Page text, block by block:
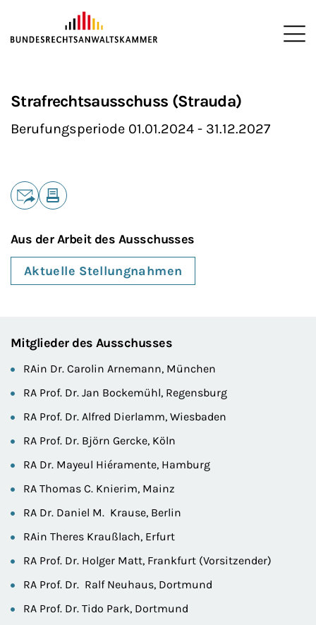
ZUM HAUPTINHALT SPRINGEN
Strafrechtsausschuss (Strauda)
Berufungsperiode 01.01.2024 - 31.12.2027
Teilen
Aus der Arbeit des Ausschusses
Aktuelle Stellungnahmen
Mitglieder des Ausschusses
RAin Dr. Carolin Arnemann, München
RA Prof. Dr. Jan Bockemühl, Regensburg
RA Prof. Dr. Alfred Dierlamm, Wiesbaden
RA Prof. Dr. Björn Gercke, Köln
RA Dr. Mayeul Hiéramente, Hamburg
RA Thomas C. Knierim, Mainz
RA Dr. Daniel M. Krause, Berlin
RAin Theres Kraußlach, Erfurt
RA Prof. Dr. Holger Matt, Frankfurt (Vorsitzender)
RA Prof. Dr. Ralf Neuhaus, Dortmund
RA Prof. Dr. Tido Park, Dortmund